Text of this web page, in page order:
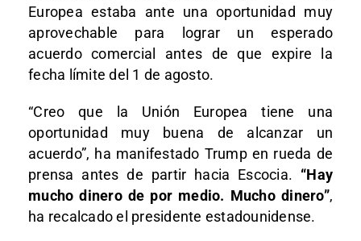
Europea estaba ante una oportunidad muy
aprovechable para lograr un esperado
acuerdo comercial antes de que expire la
fecha límite del 1 de agosto.
“Creo que la Unión Europea tiene una
oportunidad muy buena de alcanzar un
acuerdo”, ha manifestado Trump en rueda de
prensa antes de partir hacia Escocia. “Hay
mucho dinero de por medio. Mucho dinero”,
ha recalcado el presidente estadounidense.